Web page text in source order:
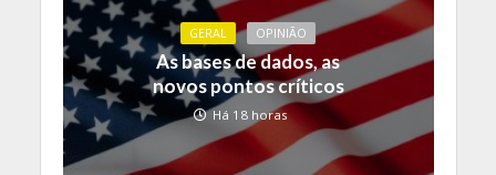
GERAL OPINIÃO
As bases de dados, as
novos pontos críticos
Há 18 horas